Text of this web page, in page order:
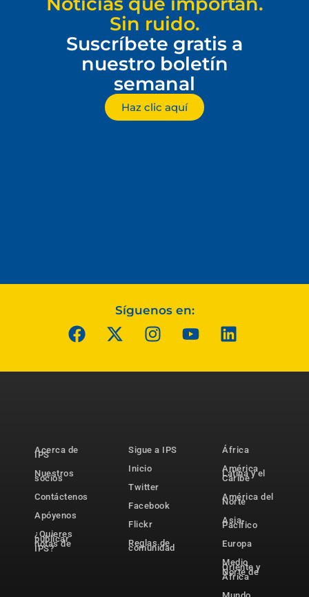
Sin ruido.
Suscríbete gratis a
nuestro boletín
semanal
Haz clic aquí
Síguenos en:
Acerca de
IPS
Nuestros
socios
Contáctenos
Apóyenos
¿Quieres
publicar
notas de
IPS?
Sigue a IPS
Inicio
Twitter
Facebook
Flickr
Reglas de
comunidad
África
América
Latina y el
Caribe
América del
Norte
Asia-
Pacífico
Europa
Medio
Oriente y
Norte de
África